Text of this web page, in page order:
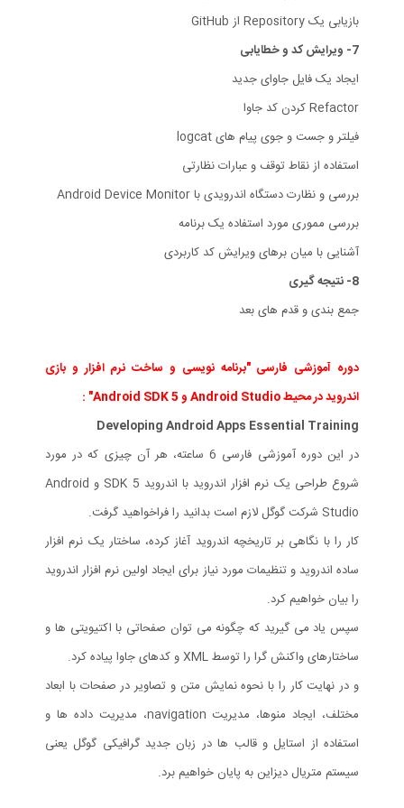
بازیابی یک Repository از GitHub
7- ویرایش کد و خطایابی
ایجاد یک فایل جاوای جدید
Refactor کردن کد جاوا
فیلتر و جست و جوی پیام های logcat
استفاده از نقاط توقف و عبارات نظارتی
بررسی و نظارت دستگاه اندرویدی با Android Device Monitor
بررسی مموری مورد استفاده یک برنامه
آشنایی با میان برهای ویرایش کد کاربردی
8- نتیجه گیری
جمع بندی و قدم های بعد
دوره آموزشی فارسی "برنامه نویسی و ساخت نرم افزار و بازی
اندروید در محیط Android Studio و Android SDK 5" :
Developing Android Apps Essential Training
در این دوره آموزشی فارسی 6 ساعته، هر آن چیزی که در مورد
شروع طراحی یک نرم افزار اندروید با اندروید SDK 5 و Android
Studio شرکت گوگل لازم است بدانید را فراخواهید گرفت.
کار را با نگاهی بر تاریخچه اندروید آغاز کرده، ساختار یک نرم افزار
ساده اندروید و تنظیمات مورد نیاز برای ایجاد اولین نرم افزار اندروید
را بیان خواهیم کرد.
سپس یاد می گیرید که چگونه می توان صفحاتی با اکتیویتی ها و
ساختارهای واکنش گرا را توسط XML و کدهای جاوا پیاده کرد.
و در نهایت کار را با نحوه نمایش متن و تصاویر در صفحات با ابعاد
مختلف، ایجاد منوها، مدیریت navigation، مدیریت داده ها و
استفاده از استایل و قالب ها در زبان جدید گرافیکی گوگل یعنی
سیستم متریال دیزاین به پایان خواهیم برد.